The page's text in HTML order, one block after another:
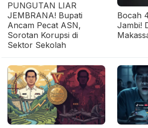
PUNGUTAN LIAR
JEMBRANA! Bupati
Ancam Pecat ASN,
Sorotan Korupsi di
Sektor Sekolah
Bocah
Jambi!